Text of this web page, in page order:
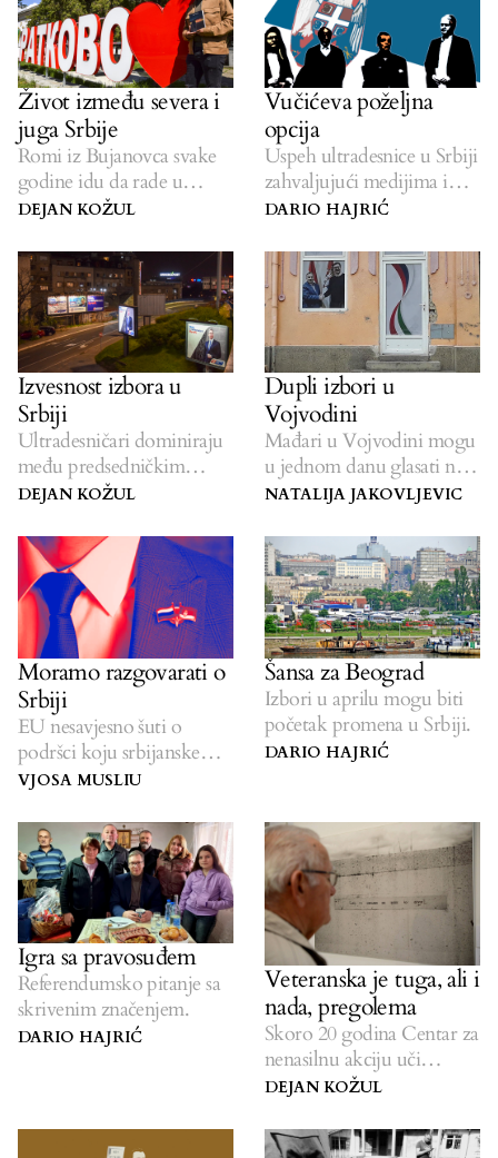
Život između severa i
juga Srbije
Romi iz Bujanovca svake
godine idu da rade u
Vojvodinu.
DEJAN KOŽUL
Vučićeva poželjna
opcija
Uspeh ultradesnice u Srbiji
zahvaljujući medijima i
podršci invaziji u Ukrajini.
DARIO HAJRIĆ
Izvesnost izbora u
Srbiji
Ultradesničari dominiraju
među predsedničkim
kandidatima u Srbiji.
DEJAN KOŽUL
Dupli izbori u
Vojvodini
Mađari u Vojvodini mogu
u jednom danu glasati na
izborima u dve države.
NATALIJA JAKOVLJEVIC
Moramo razgovarati o
Srbiji
EU nesavjesno šuti o
podršci koju srbijanske
vlasti daju Rusiji.
VJOSA MUSLIU
Šansa za Beograd
Izbori u aprilu mogu biti
početak promena u Srbiji.
DARIO HAJRIĆ
Igra sa pravosuđem
Referendumsko pitanje sa
skrivenim značenjem.
DARIO HAJRIĆ
Veteranska je tuga, ali i
nada, pregolema
Skoro 20 godina Centar za
nenasilnu akciju uči
društvo o miru.
DEJAN KOŽUL